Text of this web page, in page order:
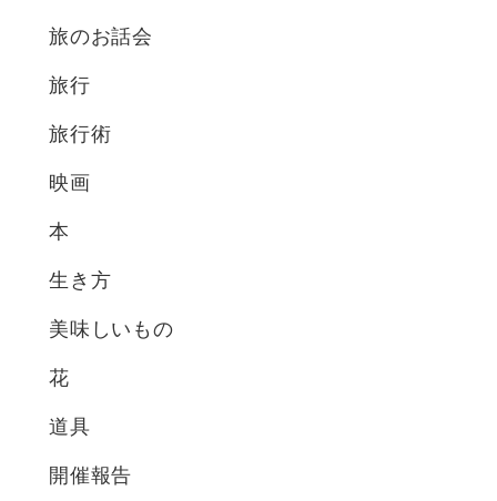
旅のお話会
旅行
旅行術
映画
本
生き方
美味しいもの
花
道具
開催報告